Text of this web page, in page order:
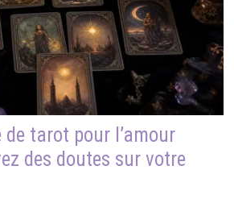
tarot pour l’amour
des doutes sur votre